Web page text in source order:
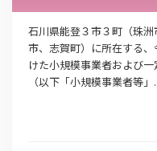
石川県能登３市３町（珠
市、志賀町）に所在する
けた小規模事業者および
（以下「小規模事業者等」